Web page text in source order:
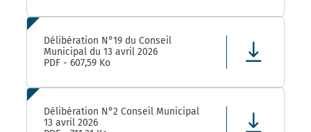
Délibération N°19 du Conseil
Municipal du 13 avril 2026
PDF - 607,59 Ko
Délibération N°2 Conseil Municipal
13 avril 2026